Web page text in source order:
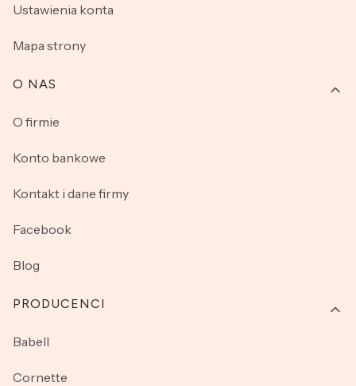
Ustawienia konta
Mapa strony
O NAS
O firmie
Konto bankowe
Kontakt i dane firmy
Facebook
Blog
PRODUCENCI
Babell
Cornette